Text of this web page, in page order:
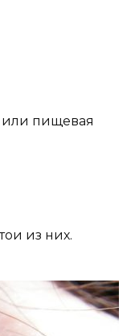
или пищевая
из них.